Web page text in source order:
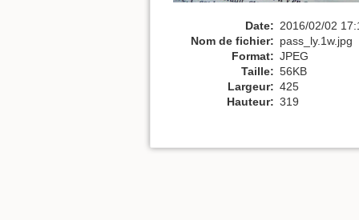
Date: 2016/02/02
Nom de fichier: pass_ly.1w.jpg
Format: JPEG
Taille: 56KB
Largeur: 425
Hauteur: 319